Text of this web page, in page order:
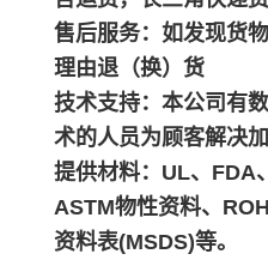
售后服务：如发现货
理由退（换）货
技术支持：本公司有
术的人员为顾客解决
提供材料：UL、FDA
ASTM物性资料、
资料表(MSDS)等。